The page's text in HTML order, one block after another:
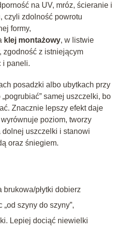
na UV, mróz, ścieranie i
, czyli zdolność powrotu
formy,
klej montażowy, w listwie
zgodność z istniejącym
i paneli.
posadzki albo ubytkach przy
samej uszczelki, bo
Znacznie lepszy efekt daje
poziom, tworzy
uszczelki i stanowi
oraz śniegiem.
brukowa/płytki dobierz
„od szyny do szyny”,
Lepiej dociąć niewielki